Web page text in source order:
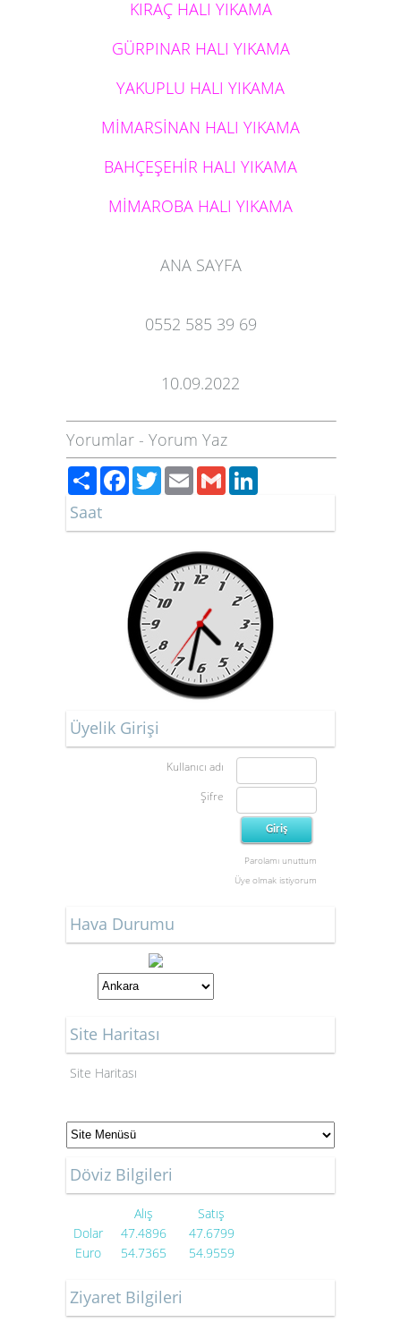
KIRAÇ HALI YIKAMA
GÜRPINAR HALI YIKAMA
YAKUPLU HALI YIKAMA
MİMARSİNAN HALI YIKAMA
BAHÇEŞEHİR HALI YIKAMA
MİMAROBA HALI YIKAMA
ANA SAYFA
0552 585 39 69
10.09.2022
Yorumlar - Yorum Yaz
PaylaşFacebook
TwitterEmailGmail
Saat
Üyelik Girişi
Kullanıcı adı
Şifre
Parolamı unuttum
Üye olmak istiyorum
Hava Durumu
Site Haritası
Site Haritası
Döviz Bilgileri
Alış
Satış
Dolar
47.4896
47.6799
Euro
54.7365 54.9559
Ziyaret Bilgileri